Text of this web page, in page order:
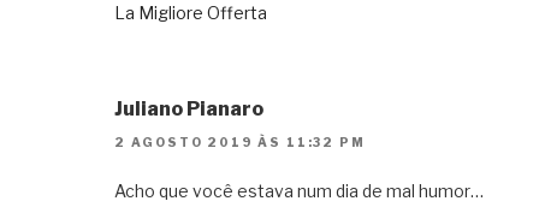
La Migliore Offerta
Juliano Pianaro
2 AGOSTO 2019 ÀS 11:32 PM
Acho que você estava num dia de mal humor…